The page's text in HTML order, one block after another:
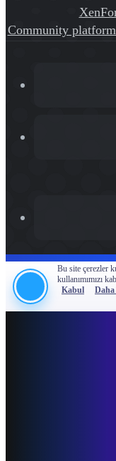
Community
Bu site çerezler
kullanımımızı
Kabul